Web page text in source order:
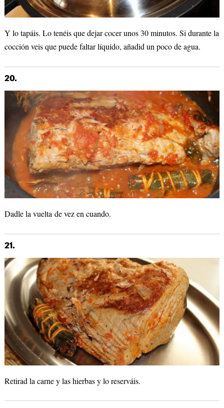
Y lo tapáis. Lo tenéis que dejar cocer unos 30 minutos. Si durante la
cocción veis que puede faltar líquido, añadid un poco de agua.
20.
Dadle la vuelta de vez en cuando.
21.
Retirad la carne y las hierbas y lo reserváis.